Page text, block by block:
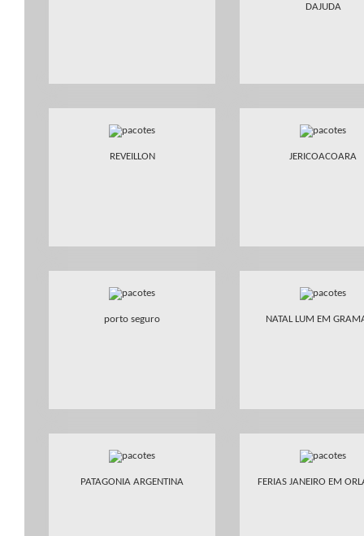
DAJUDA
REVEILLON JERICOACOARA
porto seguro NATAL LUM EM
PATAGONIA ARGENTINA FERIAS JANEIRO EM